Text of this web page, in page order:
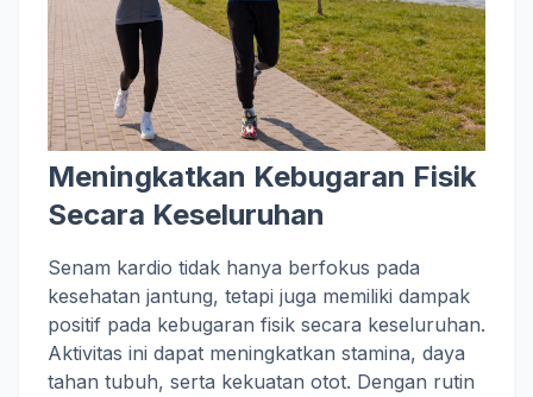
Meningkatkan Kebugaran Fisik
Secara Keseluruhan
Senam kardio tidak hanya berfokus pada
kesehatan jantung, tetapi juga memiliki dampak
positif pada kebugaran fisik secara keseluruhan.
Aktivitas ini dapat meningkatkan stamina, daya
tahan tubuh, serta kekuatan otot. Dengan rutin